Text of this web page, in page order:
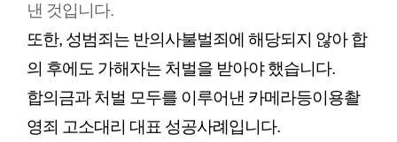
낸 것입니다.
또한, 성범죄는 반의사불벌죄에 해당되지 않아 합
의 후에도 가해자는 처벌을 받아야 했습니다.
합의금과 처벌 모두를 이루어낸 카메라등이용촬
영죄 고소대리 대표 성공사례입니다.